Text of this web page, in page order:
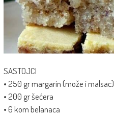
SASTOJCI
• 250 gr margarin (može i malsac)
• 200 gr šećera
• 6 kom belanaca